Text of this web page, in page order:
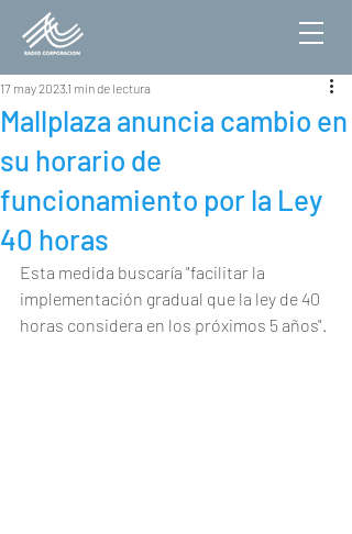
Mallplaza anuncia cambio en
su horario de
funcionamiento por la Ley
40 horas
17 may 2023 1 min de lectura
Esta medida buscaría "facilitar la
implementación gradual que la ley de 40
horas considera en los próximos 5 años".